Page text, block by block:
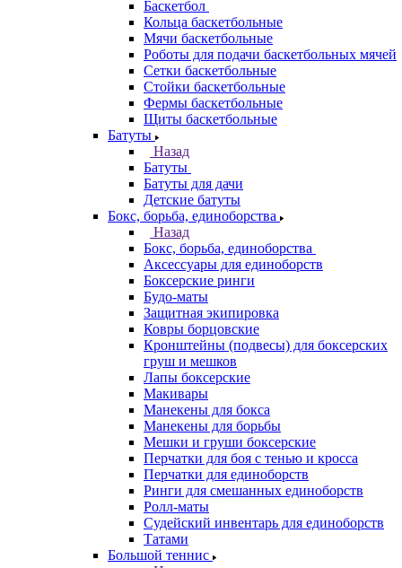
Баскетбол
Кольца баскетбольные
Мячи баскетбольные
Роботы для подачи баскетбольных мячей
Сетки баскетбольные
Стойки баскетбольные
Фермы баскетбольные
Щиты баскетбольные
Батуты
Назад
Батуты
Батуты для дачи
Детские батуты
Бокс, борьба, единоборства
Назад
Бокс, борьба, единоборства
Аксессуары для единоборств
Боксерские ринги
Будо-маты
Защитная экипировка
Ковры борцовские
Кронштейны (подвесы) для боксерских
груш и мешков
Лапы боксерские
Макивары
Манекены для бокса
Манекены для борьбы
Мешки и груши боксерские
Перчатки для боя с тенью и кросса
Перчатки для единоборств
Ринги для смешанных единоборств
Ролл-маты
Судейский инвентарь для единоборств
Татами
Большой теннис